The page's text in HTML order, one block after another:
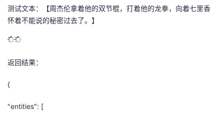
测试文本：【周杰伦拿着他的双节棍，打着他的龙拳，向着七里香
怀着不能说的秘密过去了。】
返回结果：
{
"entities": [